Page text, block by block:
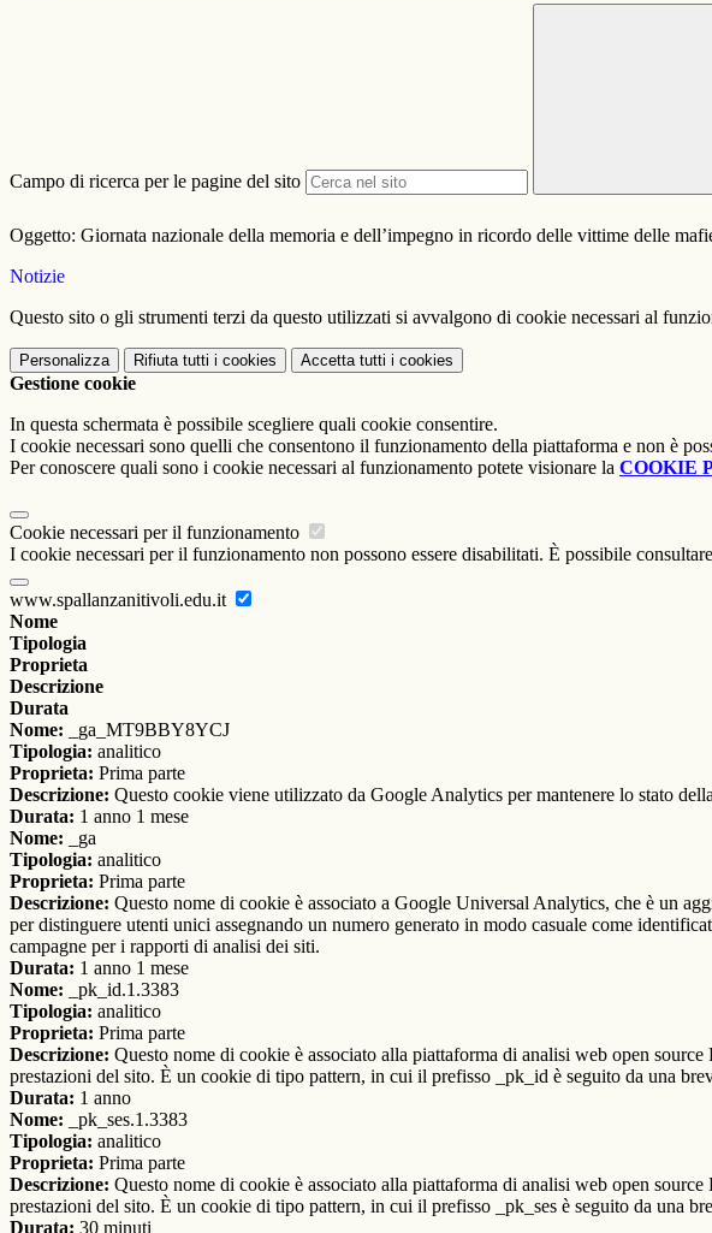
Campo di ricerca per le pagine del sito
Oggetto: Giornata nazionale della memoria e dell’impegno in ricordo delle vittime delle
Notizie
Questo sito o gli strumenti terzi da questo utilizzati si avvalgono di cookie necessari al
Personalizza Rifiuta tutti i cookies Accetta tutti i cookies
Gestione cookie
In questa schermata è possibile scegliere quali cookie consentire.
I cookie necessari sono quelli che consentono il funzionamento della piattaforma e non è
Per conoscere quali sono i cookie necessari al funzionamento potete visionare la COOKIE
Cookie necessari per il funzionamento
I cookie necessari per il funzionamento non possono essere disabilitati. È possibile
www.spallanzanitivoli.edu.it
Nome
Tipologia
Proprieta
Descrizione
Durata
Nome: _ga_MT9BBY8YCJ
Tipologia: analitico
Proprieta: Prima parte
Descrizione: Questo cookie viene utilizzato da Google Analytics per mantenere lo stato
Durata: 1 anno 1 mese
Nome: _ga
Tipologia: analitico
Proprieta: Prima parte
Descrizione: Questo nome di cookie è associato a Google Universal Analytics, che è un
per distinguere utenti unici assegnando un numero generato in modo casuale come
campagne per i rapporti di analisi dei siti.
Durata: 1 anno 1 mese
Nome: _pk_id.1.3383
Tipologia: analitico
Proprieta: Prima parte
Descrizione: Questo nome di cookie è associato alla piattaforma di analisi web open
prestazioni del sito. È un cookie di tipo pattern, in cui il prefisso _pk_id è seguito da una
Durata: 1 anno
Nome: _pk_ses.1.3383
Tipologia: analitico
Proprieta: Prima parte
Descrizione: Questo nome di cookie è associato alla piattaforma di analisi web open
prestazioni del sito. È un cookie di tipo pattern, in cui il prefisso _pk_ses è seguito da una
Durata: 30 minuti